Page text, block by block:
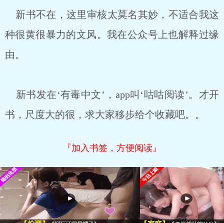
新书不在，这里审核太莫名其妙，不适合我这
种很黄很暴力的文风。我在公众号上也解释过缘
由。
新书发在‘有毒中文’，app叫‘咕咕阅读’。才开
书，尺度大的很，求大家移步给个收藏吧。。
『加入书签，方便阅读』